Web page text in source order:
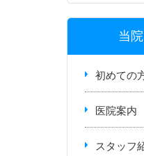
当
初めての
医院案内
スタッフ